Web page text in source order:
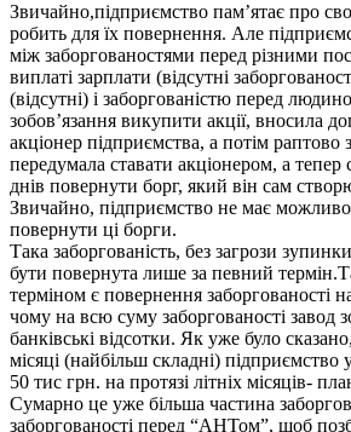
Звичайно,підприємство пам’ятає про
робить для їх повернення. Але
між заборгованостями перед різними
виплаті зарплати (відсутні
(відсутні) і заборгованістю перед
зобов’язання викупити акції, вносила
акціонер підприємства, а потім раптово
передумала ставати акціонером, а тепер
днів повернути борг, який він сам
Звичайно, підприємство не має
повернути ці борги.
Така заборгованість, без загрози
бути повернута лише за певний
терміном є повернення заборгованості
чому на всю суму заборгованості завод
банківські відсотки. Як уже було
місяці (найбільш складні)
50 тис грн. на протязі літніх місяців-
Сумарно це уже більша частина
заборгованості перед “АНТом”, щоб